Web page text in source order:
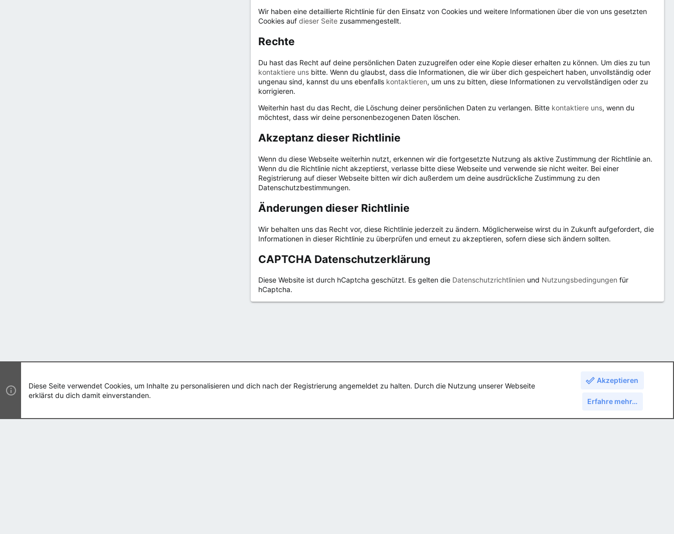
Wir haben eine detaillierte Richtlinie für den Einsatz von Cookies und weitere Informationen über die von uns gesetzten
Cookies auf dieser Seite zusammengestellt.
Rechte
Du hast das Recht auf deine persönlichen Daten zuzugreifen oder eine Kopie dieser erhalten zu können. Um dies zu tun
kontaktiere uns bitte. Wenn du glaubst, dass die Informationen, die wir über dich gespeichert haben, unvollständig oder
ungenau sind, kannst du uns ebenfalls kontaktieren, um uns zu bitten, diese Informationen zu vervollständigen oder zu
korrigieren.
Weiterhin hast du das Recht, die Löschung deiner persönlichen Daten zu verlangen. Bitte kontaktiere uns, wenn du
möchtest, dass wir deine personenbezogenen Daten löschen.
Akzeptanz dieser Richtlinie
Wenn du diese Webseite weiterhin nutzt, erkennen wir die fortgesetzte Nutzung als aktive Zustimmung der Richtlinie an.
Wenn du die Richtlinie nicht akzeptierst, verlasse bitte diese Webseite und verwende sie nicht weiter. Bei einer
Registrierung auf dieser Webseite bitten wir dich außerdem um deine ausdrückliche Zustimmung zu den
Datenschutzbestimmungen.
Änderungen dieser Richtlinie
Wir behalten uns das Recht vor, diese Richtlinie jederzeit zu ändern. Möglicherweise wirst du in Zukunft aufgefordert, die
Informationen in dieser Richtlinie zu überprüfen und erneut zu akzeptieren, sofern diese sich ändern sollten.
CAPTCHA Datenschutzerklärung
Diese Website ist durch hCaptcha geschützt. Es gelten die Datenschutzrichtlinien und Nutzungsbedingungen für
hCaptcha.
Diese Seite verwendet Cookies, um Inhalte zu personalisieren und dich nach der Registrierung angemeldet zu halten. Durch die Nutzung unserer Webseite
erklärst du dich damit einverstanden.
Akzeptieren
Erfahre mehr…